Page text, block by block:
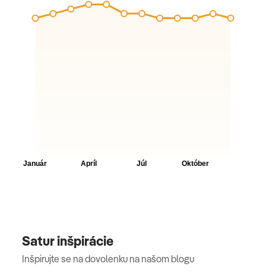
Satur inšpirácie
Inšpirujte se na dovolenku na našom blogu